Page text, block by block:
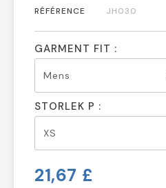
RÉFÉRENCE JH030
GARMENT FIT :
STORLEK P :
21,67 £